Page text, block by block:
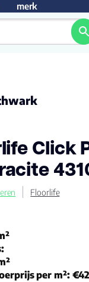
merk
9.6/10
Click
Floorlife
per m²: